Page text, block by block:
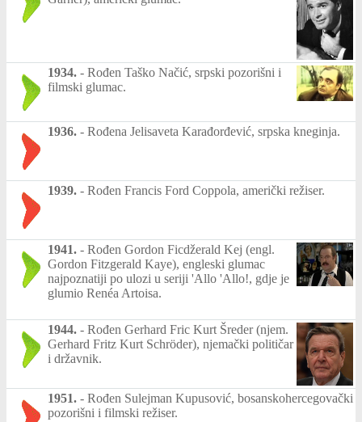
1934. - Rođen Taško Načić, srpski pozorišni i
filmski glumac.
1936. - Rođena Jelisaveta Karađorđević, srpska kneginja.
1939. - Rođen Francis Ford Coppola, američki režiser.
1941. - Rođen Gordon Ficdžerald Kej (engl.
Gordon Fitzgerald Kaye), engleski glumac
najpoznatiji po ulozi u seriji 'Allo 'Allo!, gdje je
glumio Renéa Artoisa.
1944. - Rođen Gerhard Fric Kurt Šreder (njem.
Gerhard Fritz Kurt Schröder), njemački političar
i državnik.
1951. - Rođen Sulejman Kupusović, bosanskohercegovački
pozorišni i filmski režiser.